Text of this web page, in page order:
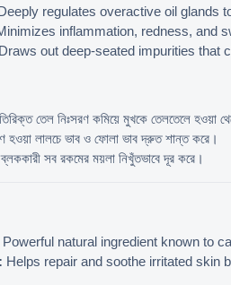
Deeply regulates overactive oil glands
inflammation, redness, and
Draws out deep-seated impurities that
তেল নিঃসরণ কমিয়ে মুখকে তেলতেলে হওয়া
হওয়া লালচে ভাব ও ফোলা ভাব দ্রুত শান্ত করে।
সব রকমের ময়লা নিখুঁতভাবে দূর করে।
Powerful natural ingredient known to
Helps repair and soothe irritated skin